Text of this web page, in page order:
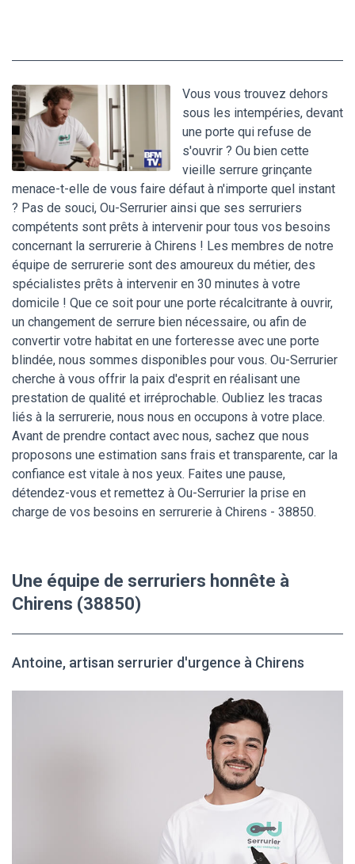
Vous vous trouvez dehors
sous les intempéries, devant
une porte qui refuse de
s'ouvrir ? Ou bien cette
vieille serrure grinçante
menace-t-elle de vous faire défaut à n'importe quel instant
? Pas de souci, Ou-Serrurier ainsi que ses serruriers
compétents sont prêts à intervenir pour tous vos besoins
concernant la serrurerie à Chirens ! Les membres de notre
équipe de serrurerie sont des amoureux du métier, des
spécialistes prêts à intervenir en 30 minutes à votre
domicile ! Que ce soit pour une porte récalcitrante à ouvrir,
un changement de serrure bien nécessaire, ou afin de
convertir votre habitat en une forteresse avec une porte
blindée, nous sommes disponibles pour vous. Ou-Serrurier
cherche à vous offrir la paix d'esprit en réalisant une
prestation de qualité et irréprochable. Oubliez les tracas
liés à la serrurerie, nous nous en occupons à votre place.
Avant de prendre contact avec nous, sachez que nous
proposons une estimation sans frais et transparente, car la
confiance est vitale à nos yeux. Faites une pause,
détendez-vous et remettez à Ou-Serrurier la prise en
charge de vos besoins en serrurerie à Chirens - 38850.
Une équipe de serruriers honnête à
Chirens (38850)
Antoine, artisan serrurier d'urgence à Chirens